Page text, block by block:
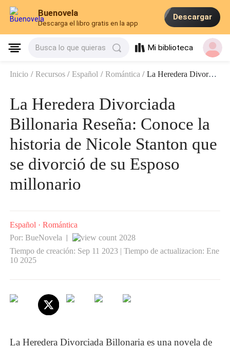
Buenovela
Descarga el libro gratis en la app
Descargar
Busca lo que quieras Mi biblioteca
Inicio / Recursos / Español / Romántica / La Heredera Divorciada Billonaria Reseña: Conoce la historia de Nicole Stanton que se divorció de su Esposo millonario
La Heredera Divorciada
Billonaria Reseña: Conoce la
historia de Nicole Stanton que
se divorció de su Esposo
millonario
Español ·Romántica
Por: BueNovela
2028
Tiempo de creación: Sep 11 2023 | Tiempo de actualizacion: Ene
10 2025
La Heredera Divorciada Billonaria es una novela de